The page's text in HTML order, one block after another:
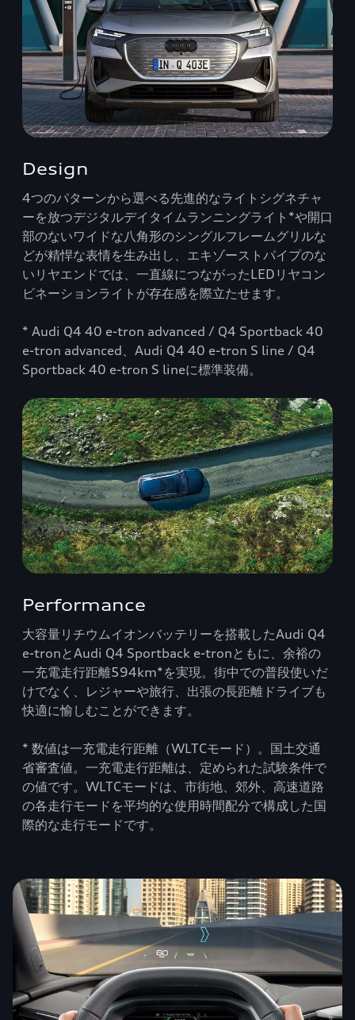
Design
4つのパターンから選べる先進的なライトシグネチャ
ーを放つデジタルデイタイムランニングライト*や開口
部のないワイドな八角形のシングルフレームグリルな
どが精悍な表情を生み出し、エキゾーストパイプのな
いリヤエンドでは、一直線につながったLEDリヤコン
ビネーションライトが存在感を際立たせます。
* Audi Q4 40 e-tron advanced / Q4 Sportback 40
e-tron advanced、Audi Q4 40 e-tron S line / Q4
Sportback 40 e-tron S lineに標準装備。
Performance
大容量リチウムイオンバッテリーを搭載したAudi Q4
e-tronとAudi Q4 Sportback e-tronともに、余裕の
一充電走行距離594km*を実現。街中での普段使いだ
けでなく、レジャーや旅行、出張の長距離ドライブも
快適に愉しむことができます。
* 数値は一充電走行距離（WLTCモード）。国土交通
省審査値。一充電走行距離は、定められた試験条件で
の値です。WLTCモードは、市街地、郊外、高速道路
の各走行モードを平均的な使用時間配分で構成した国
際的な走行モードです。